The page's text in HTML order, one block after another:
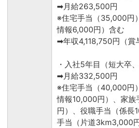
➡月給263,500円
※住宅手当（35,000円
情報6,000円）含む
➡年収4,118,750円（賞
・入社5年目（短大卒、
➡月給332,500円
※住宅手当（40,000円
情報10,000円）、家族
円）、役職手当（係長
手当（片道3km3,000